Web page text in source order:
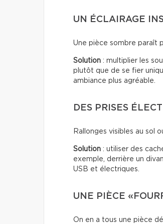
UN ÉCLAIRAGE
Une pièce sombre paraît
Solution : multiplier les
plutôt que de se fier
ambiance plus agréable.
DES PRISES
Rallonges visibles au sol
Solution : utiliser des
exemple, derrière un
USB et électriques.
UNE PIÈCE
On en a tous une pièce